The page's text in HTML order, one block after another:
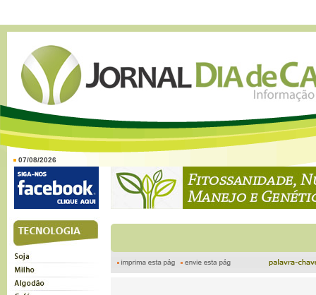
07/08/2026